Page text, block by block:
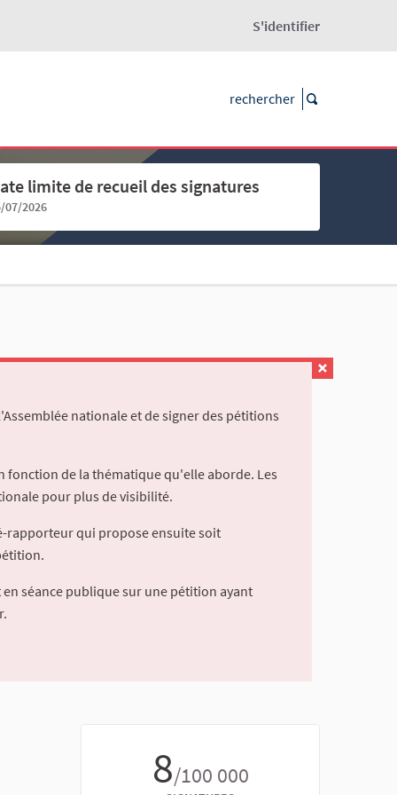
S'identifier
limite de recueil des signatures
07/2026
nationale et de signer des pétitions
fonction de la thématique qu'elle aborde. Les
pour plus de visibilité.
rapporteur qui propose ensuite soit
séance publique sur une pétition ayant
8/100 000